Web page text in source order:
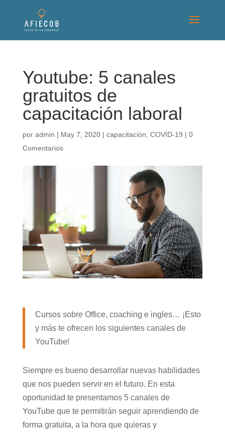
Youtube: 5 canales
gratuitos de
capacitación laboral
por admin | May 7, 2020| capacitación COVID-19 | 0
Comentarios
Cursos sobre Office, coaching e ingles… ¡Esto
y más te ofrecen los siguientes canales de
YouTube!
Siempre es bueno desarrollar nuevas habilidades
que nos pueden servir en el futuro. En esta
oportunidad te presentamos 5 canales de
YouTube que te permitirán seguir aprendiendo de
forma gratuita, a la hora que quieras y